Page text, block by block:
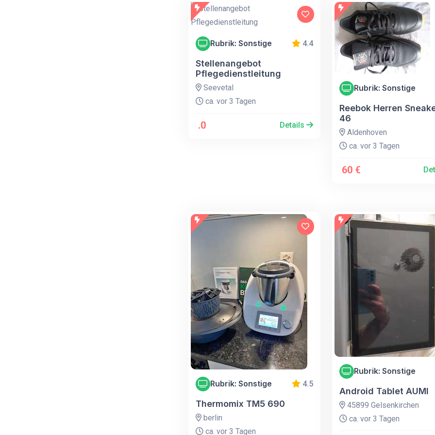
Rubrik: Sonstige 4.4
Stellenangebot
Pflegedienstleitung
Seevetal
ca. vor 3 Tagen
.0 Details
Rubrik: Sonstige
Reebok Herren
46
Aldenhoven
ca. vor 3 Tagen
60 €
Rubrik: Sonstige 4.5
Thermomix TM5 690
berlin
ca. vor 3 Tagen
Rubrik: Sonstige
Android Tablet AUMI
45899 Gelsenkirchen
ca. vor 3 Tagen